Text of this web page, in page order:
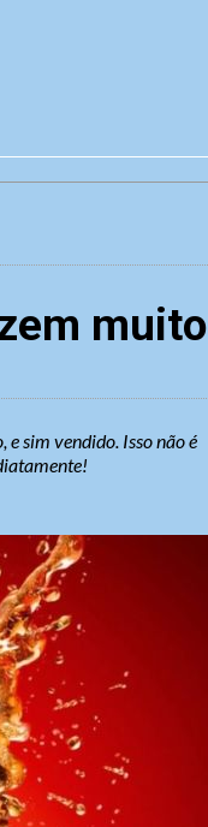
muito
e sim vendido. Isso não é